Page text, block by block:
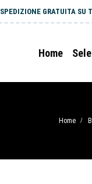
SPEDIZIONE GRATUITA SU
Home
Home /